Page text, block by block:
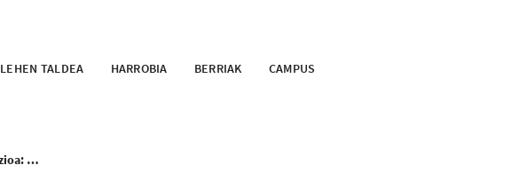
LEHEN TALDEA HARROBIA BERRIAK CAMPUS
Bazkideentzako informazioa: Gironaren aurkako partidarako sarrerak